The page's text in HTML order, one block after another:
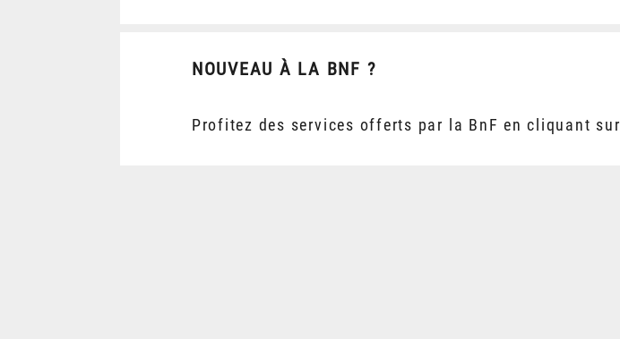
NOUVEAU À LA BNF ?
Profitez des services offerts par la BnF en cliquant sur